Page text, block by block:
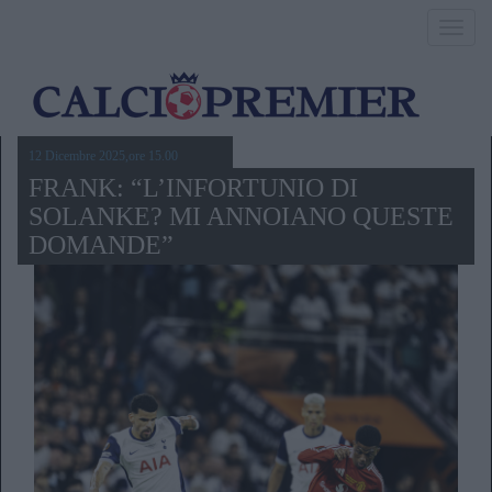
12 Dicembre 2025,ore 15.00
FRANK: “L’INFORTUNIO DI
SOLANKE? MI ANNOIANO QUESTE
DOMANDE”